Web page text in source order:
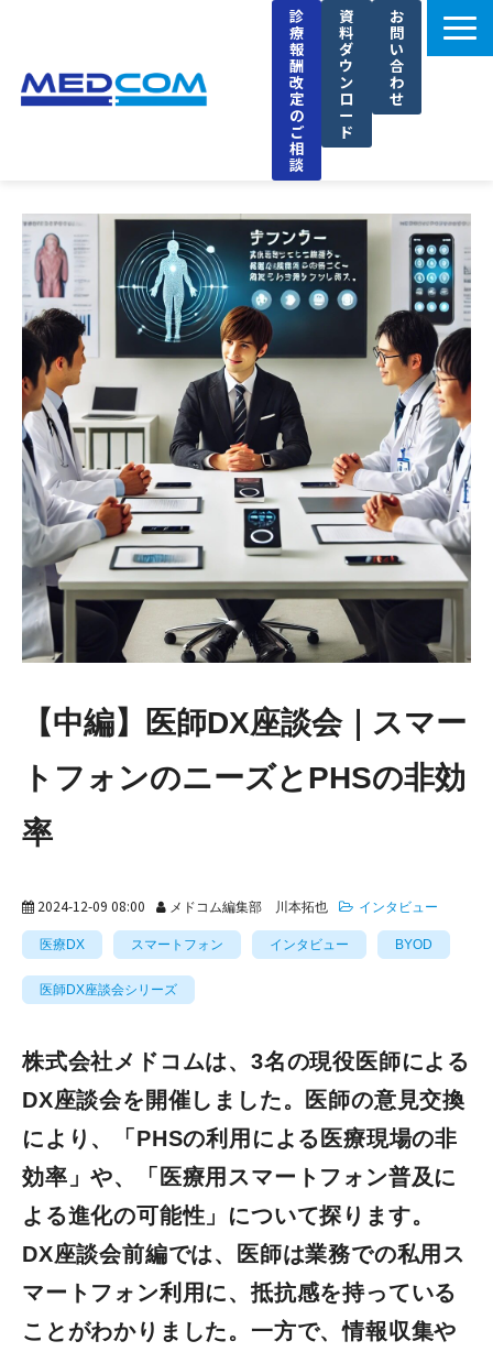
診
療
報
酬
改
定
の
ご
相
談
資
料
ダ
ウ
ン
ロ
ー
ド
お
問
い
合
わ
せ
選ばれる理由
導入事例
セミナー
ブログ
お知らせ
企業情報
採用情報
【中編】医師DX座談会｜スマー
トフォンのニーズとPHSの非効
率
2024-12-09 08:00 メドコム編集部 川本拓也 インタビュー
医療DX スマートフォン インタビュー BYOD
医師DX座談会シリーズ
株式会社メドコムは、3名の現役医師による
DX座談会を開催しました。医師の意見交換
により、「PHSの利用による医療現場の非
効率」や、「医療用スマートフォン普及に
よる進化の可能性」について探ります。
DX座談会前編では、医師は業務での私用ス
マートフォン利用に、抵抗感を持っている
ことがわかりました。一方で、情報収集や